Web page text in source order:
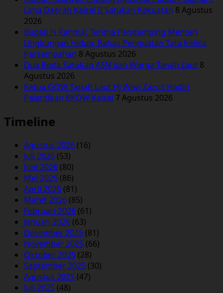
oleh
PT.
Kembali
Diperiksa.
Lima Daerah Kalsel II Satukan Kekuatan 8 Agustus
2026
Bupati H Rahmat Terima Pendamping Menteri
Lingkungan Hidup, Bahas Penguatan Tata Kelola
Persampahan 8 Agustus 2026
Dua Roda Satukan ASN dan Warga Tanah Laut 8
Agustus 2026
Ketua GOW Tanah Laut Hj Wiwi Zazuli Hadiri
Pelantikan BKOW Kalsel 7 Agustus 2026
Timeline
Agustus 2026 (16)
Juli 2026 (53)
Juni 2026 (80)
Mei 2026 (86)
April 2026 (81)
Maret 2026 (85)
Februari 2026 (61)
Januari 2026 (63)
Desember 2025 (81)
November 2025 (66)
Oktober 2025 (28)
September 2025 (30)
Agustus 2025 (47)
Juli 2025 (48)